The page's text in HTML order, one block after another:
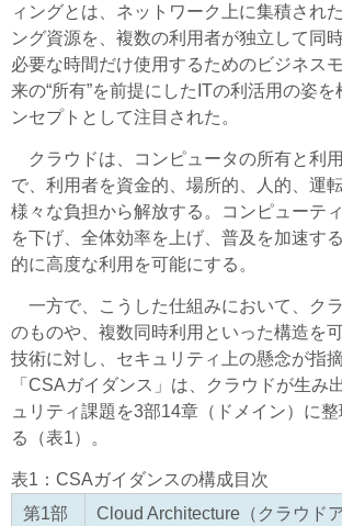
ィングとは、ネットワーク上に集積され
ング資源を、複数の利用者が独立して同
必要な時間だけ使用するためのビジネス
来の“所有”を前提にしたITの利活用の姿を
ンセプトとして注目された。
クラウドは、コンピュータの所有と利
で、利用者を資金的、場所的、人的、運
様々な負担から解放する。コンピューテ
を下げ、全体効率を上げ、普及を加速す
的に高度な利用を可能にする。
一方で、こうした仕組みにおいて、ク
のものや、複数同時利用といった構造を
技術に対し、セキュリティ上の懸念が指
「CSAガイダンス」は、クラウドが生み
ュリティ課題を3部14章（ドメイン）に
る（表1）。
表1：CSAガイダンスの構成目次
第1部
Cloud Architecture（クラウド